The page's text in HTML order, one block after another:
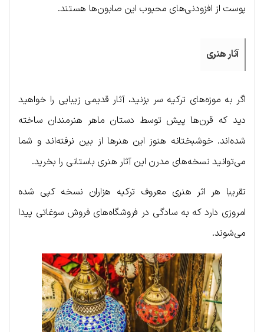
پوست از افزودنی‌های محبوب این صابون‌ها هستند.
آثار هنری
اگر به موزه‌های ترکیه سر بزنید، آثار قدیمی زیبایی را خواهید
دید که قرن‌ها پیش توسط دستان ماهر هنرمندان ساخته
شده‌اند. خوشبختانه هنوز این هنرها از بین نرفته‌اند و شما
می‌توانید نسخه‌های مدرن این آثار هنری باستانی را بخرید.
تقریبا هر اثر هنری معروف ترکیه هزاران نسخه کپی شده
امروزی دارد که به سادگی در فروشگاه‌های فروش سوغاتی پیدا
می‌شوند.